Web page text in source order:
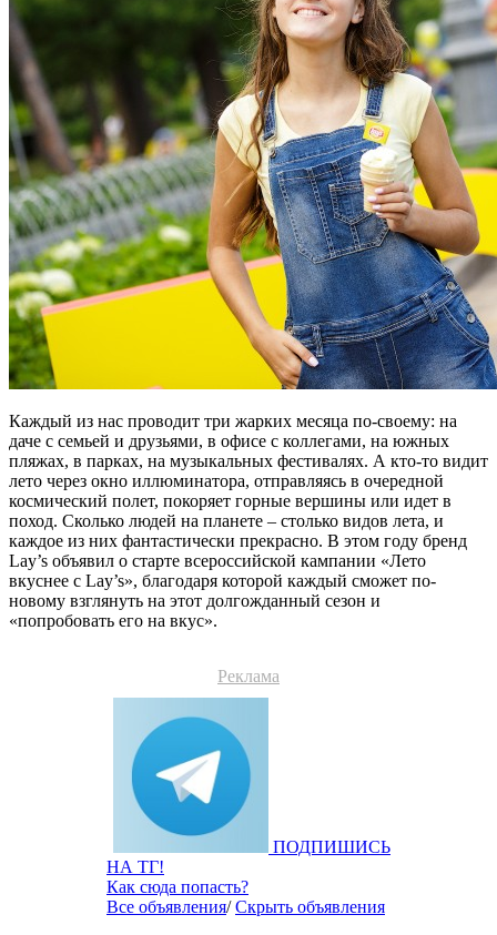
Каждый из нас проводит три жарких месяца по-своему: на
даче с семьей и друзьями, в офисе с коллегами, на южных
пляжах, в парках, на музыкальных фестивалях. А кто-то видит
лето через окно иллюминатора, отправляясь в очередной
космический полет, покоряет горные вершины или идет в
поход. Сколько людей на планете – столько видов лета, и
каждое из них фантастически прекрасно. В этом году бренд
Lay’s объявил о старте всероссийской кампании «Лето
вкуснее с Lay’s», благодаря которой каждый сможет по-
новому взглянуть на этот долгожданный сезон и
«попробовать его на вкус».
Реклама
ПОДПИШИСЬ
НА ТГ!
Как сюда попасть?
Все объявления/Скрыть объявления